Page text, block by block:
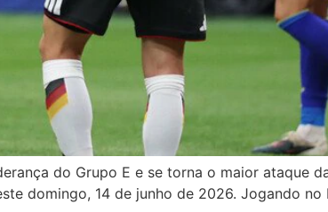
do Grupo E e se torna o maior ataque
domingo, 14 de junho de 2026. Jogando no